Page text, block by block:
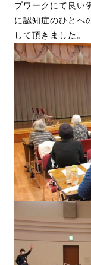
プワークにて良い
に認知症のひとへ
して頂きました。